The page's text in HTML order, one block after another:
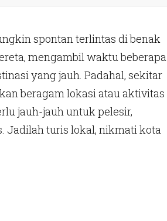
spontan terlintas di benak
mengambil waktu beberapa
yang jauh. Padahal, sekitar
beragam lokasi atau aktivitas
jauh-jauh untuk pelesir,
Jadilah turis lokal, nikmati kota